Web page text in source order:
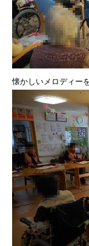
懐かしいメロディー